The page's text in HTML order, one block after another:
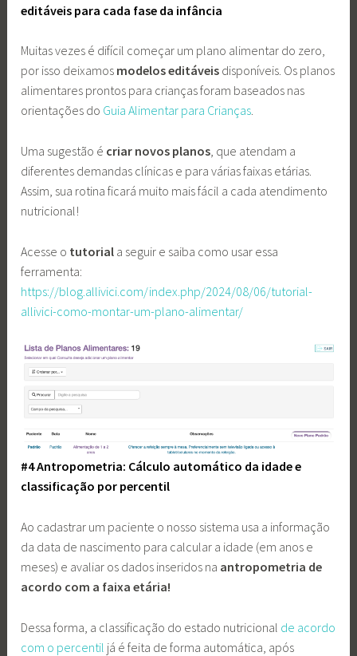
editáveis para cada fase da infância
Muitas vezes é difícil começar um plano alimentar do zero,
por isso deixamos modelos editáveis disponíveis. Os planos
alimentares prontos para crianças foram baseados nas
orientações do Guia Alimentar para Crianças.
Uma sugestão é criar novos planos , que atendam a
diferentes demandas clínicas e para várias faixas etárias.
Assim, sua rotina ficará muito mais fácil a cada atendimento
nutricional!
Acesse o tutorial a seguir e saiba como usar essa
ferramenta:
https://blog.allivici.com/index.php/2024/08/06/tutorial-
allivici-como-montar-um-plano-alimentar/
#4 Antropometria: Cálculo automático da idade e
classificação por percentil
Ao cadastrar um paciente o nosso sistema usa a informação
da data de nascimento para calcular a idade (em anos e
meses) e avaliar os dados inseridos na antropometria de
acordo com a faixa etária!
Dessa forma, a classificação do estado nutricional de acordo
com o percentil já é feita de forma automática, após